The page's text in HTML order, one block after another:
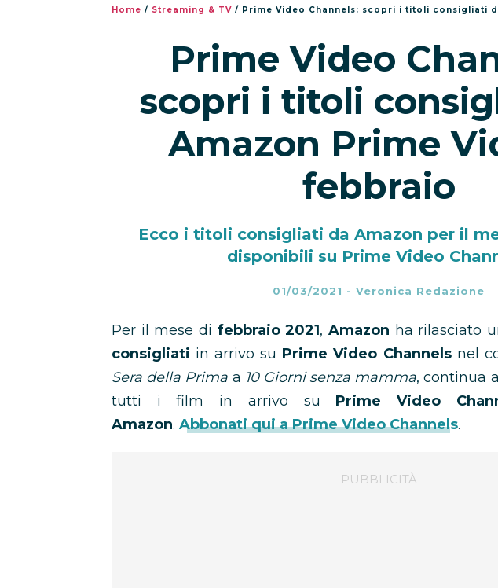
Home / Streaming & TV / Prime Video Channels: scopri i titoli consigliati da
Prime Video
scopri i titoli
Amazon Prime
febbraio
Ecco i titoli consigliati da Amazon per il
disponibili su Prime Video
01/03/2021 - Veronica Redazione
Per il mese di febbraio 2021,Amazon ha rilasciato
consigliati in arrivo su Prime Video Channelsnel
Sera della Prima a 10 Giorni senza mamma, continua
tutti i film in arrivo su Prime Video
Amazon. Abbonati qui a Prime Video Channels.